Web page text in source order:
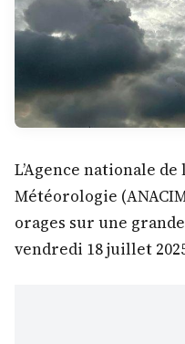
L’Agence nationale
Météorologie
orages sur une
vendredi 18 juillet